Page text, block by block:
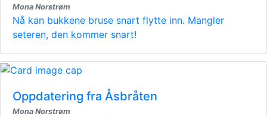
Mona Norstrøm
Nå kan bukkene bruse snart flytte inn. Mangler
seteren, den kommer snart!
Oppdatering fra Åsbråten
Mona Norstrøm